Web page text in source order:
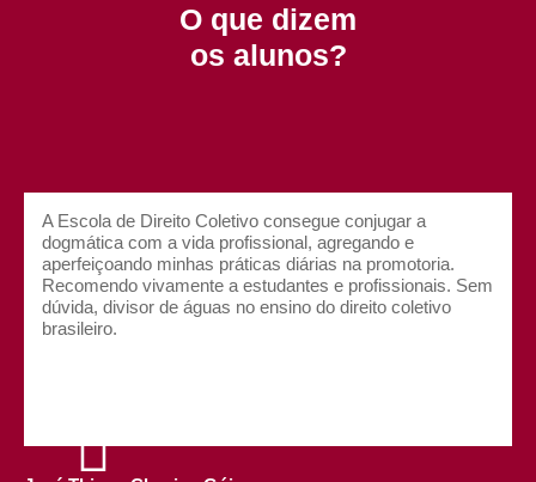
O que dizem
os alunos?
A Escola de Direito Coletivo consegue conjugar a
dogmática com a vida profissional, agregando e
aperfeiçoando minhas práticas diárias na promotoria.
Recomendo vivamente a estudantes e profissionais. Sem
dúvida, divisor de águas no ensino do direito coletivo
brasileiro.
Lei Geral de Proteção
Email
Lei Geral de Proteção
Email